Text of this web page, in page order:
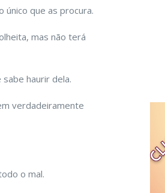
que as procura.
mas não terá
haurir dela.
verdadeiramente
o mal.